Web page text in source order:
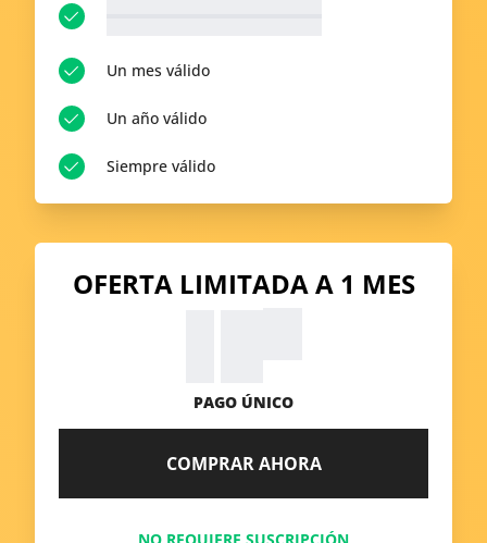
OFERTA LIMITADA A 1 MES
PAGO ÚNICO
COMPRAR AHORA
Un mes válido
Un año válido
Siempre válido